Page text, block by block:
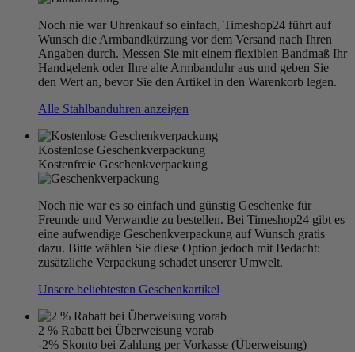
Noch nie war Uhrenkauf so einfach, Timeshop24 führt auf
Wunsch die Armbandkürzung vor dem Versand nach Ihren
Angaben durch. Messen Sie mit einem flexiblen Bandmaß Ihr
Handgelenk oder Ihre alte Armbanduhr aus und geben Sie
den Wert an, bevor Sie den Artikel in den Warenkorb legen.
Alle Stahlbanduhren anzeigen
Kostenlose Geschenkverpackung
Kostenfreie Geschenkverpackung
Noch nie war es so einfach und günstig Geschenke für
Freunde und Verwandte zu bestellen. Bei Timeshop24 gibt es
eine aufwendige Geschenkverpackung auf Wunsch gratis
dazu. Bitte wählen Sie diese Option jedoch mit Bedacht:
zusätzliche Verpackung schadet unserer Umwelt.
Unsere beliebtesten Geschenkartikel
2 % Rabatt bei Überweisung vorab
-2% Skonto bei Zahlung per Vorkasse (Überweisung)